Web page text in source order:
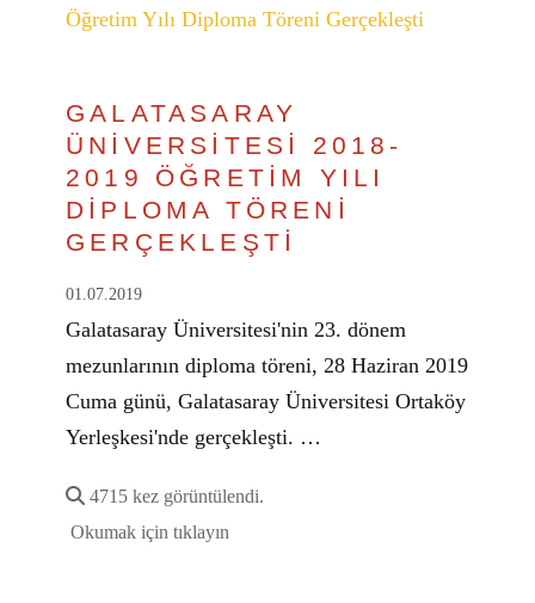
GALATASARAY
ÜNİVERSİTESİ 2018-
2019 ÖĞRETİM YILI
DİPLOMA TÖRENİ
GERÇEKLEŞTİ
01.07.2019
Galatasaray Üniversitesi'nin 23. dönem
mezunlarının diploma töreni, 28 Haziran 2019
Cuma günü, Galatasaray Üniversitesi Ortaköy
Yerleşkesi'nde gerçekleşti. …
4715 kez görüntülendi.
Okumak için tıklayın